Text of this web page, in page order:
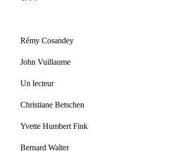
Rémy Cosandey
John Vuillaume
Un lecteur
Christiane Betschen
Yvette Humbert Fink
Bernard Walter